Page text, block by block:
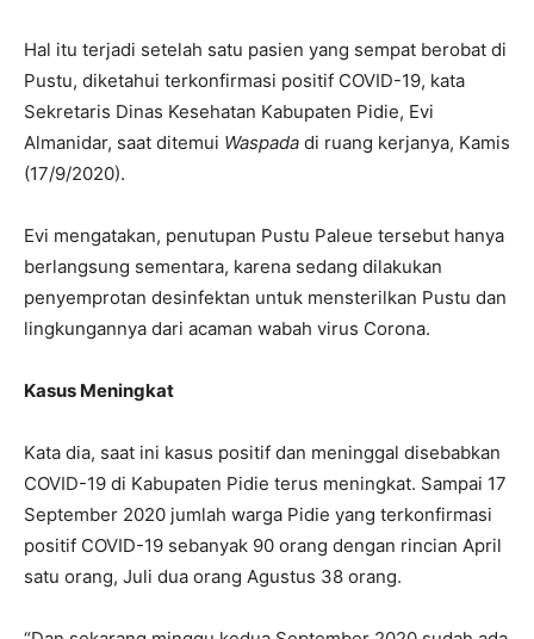
Hal itu terjadi setelah satu pasien yang sempat berobat di
Pustu, diketahui terkonfirmasi positif COVID-19, kata
Sekretaris Dinas Kesehatan Kabupaten Pidie, Evi
Almanidar, saat ditemui Waspada di ruang kerjanya, Kamis
(17/9/2020).
Evi mengatakan, penutupan Pustu Paleue tersebut hanya
berlangsung sementara, karena sedang dilakukan
penyemprotan desinfektan untuk mensterilkan Pustu dan
lingkungannya dari acaman wabah virus Corona.
Kasus Meningkat
Kata dia, saat ini kasus positif dan meninggal disebabkan
COVID-19 di Kabupaten Pidie terus meningkat. Sampai 17
September 2020 jumlah warga Pidie yang terkonfirmasi
positif COVID-19 sebanyak 90 orang dengan rincian April
satu orang, Juli dua orang Agustus 38 orang.